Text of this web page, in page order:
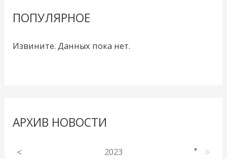
ПОПУЛЯРНОЕ
Извините. Данных пока нет.
АРХИВ НОВОСТИ
< 2023 ▼ >